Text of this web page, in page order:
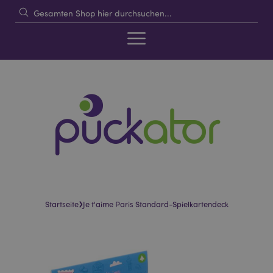
Startseite›Je t'aime Paris Standard-Spielkartendeck